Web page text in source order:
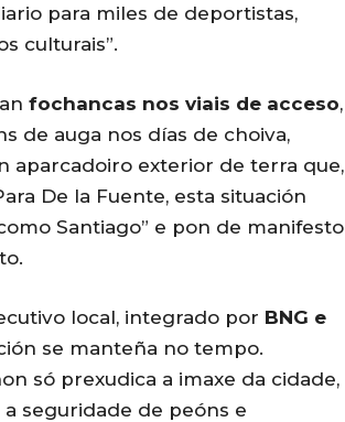
para miles de deportistas,
culturais”.
fochancas nos viais de acceso,
de auga nos días de choiva,
aparcadoiro exterior de terra que,
De la Fuente, esta situación
Santiago” e pon de manifesto
local, integrado por BNG e
se manteña no tempo.
só prexudica a imaxe da cidade,
seguridade de peóns e